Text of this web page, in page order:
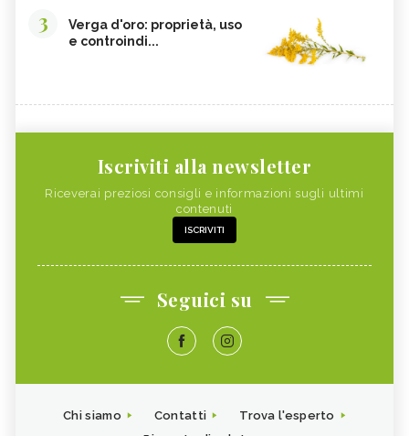
3
Verga d'oro: proprietà, uso
e controindi...
Iscriviti alla newsletter
Riceverai preziosi consigli e informazioni sugli ultimi
contenuti
ISCRIVITI
Seguici su
Chi siamo Contatti
Trova l'esperto